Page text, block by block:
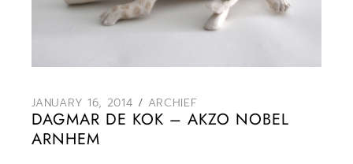
JANUARY 16, 2014 ARCHIEF
DAGMAR DE KOK – AKZO NOBEL
ARNHEM